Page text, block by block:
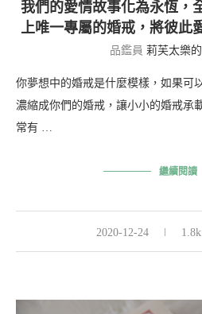
我們的愛情故事化為永恆，
上唯一專屬的婚戒，將彼此
品鑑員 莉芙太樂
你夢想中的婚戒是什麼模樣，如果可
濃縮成你們的婚戒，讓小小的婚戒承
常有 …
繼續閱讀
2020-12-24